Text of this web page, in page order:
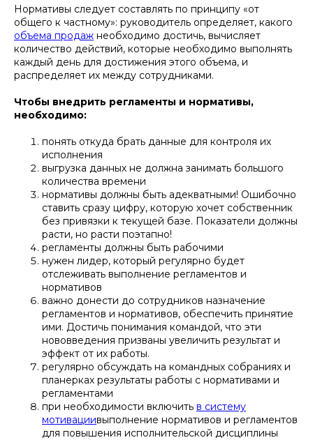
Нормативы следует составлять по принципу «от
общего к частному»: руководитель определяет, какого
объема продаж необходимо достичь, вычисляет
количество действий, которые необходимо выполнять
каждый день для достижения этого объема, и
распределяет их между сотрудниками.
Чтобы внедрить регламенты и нормативы,
необходимо:
понять откуда брать данные для контроля их
исполнения
выгрузка данных не должна занимать большого
количества времени
нормативы должны быть адекватными! Ошибочно
ставить сразу цифру, которую хочет собственник
без привязки к текущей базе. Показатели должны
расти, но расти поэтапно!
регламенты должны быть рабочими
нужен лидер, который регулярно будет
отслеживать выполнение регламентов и
нормативов
важно донести до сотрудников назначение
регламентов и нормативов, обеспечить принятие
ими. Достичь понимания командой, что эти
нововведения призваны увеличить результат и
эффект от их работы.
регулярно обсуждать на командных собраниях и
планерках результаты работы с нормативами и
регламентами
при необходимости включить в систему
мотивациивыполнение нормативов и регламентов
для повышения исполнительской дисциплины